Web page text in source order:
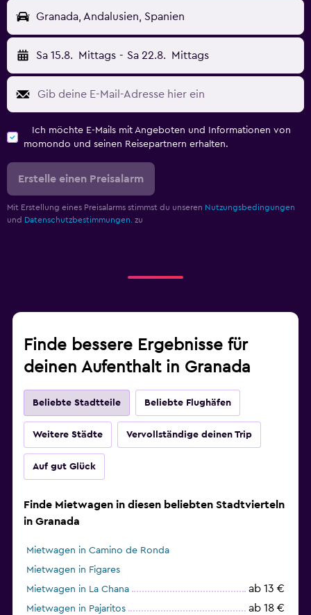
Granada, Andalusien, Spanien
Sa 15.8. Mittags - Sa 22.8. Mittags
Ich möchte E-Mails mit Angeboten und Informationen von
momondo und seinen Reisepartnern erhalten.
Erstelle einen Preisalarm
Mit Erstellung eines Preisalarms stimmst du unseren Nutzungsbedingungen
und Datenschutzbestimmungen. zu
Finde bessere Ergebnisse für
deinen Aufenthalt in Granada
Beliebte Stadtteile Beliebte Flughäfen
Weitere Städte Vervollständige deinen Trip
Auf gut Glück
Finde Mietwagen in diesen beliebten Stadtvierteln
in Granada
Mietwagen in Camino de Ronda
Mietwagen in Figares
Mietwagen in La Chana
ab 13 €
Mietwagen in Pajaritos ab 18 €